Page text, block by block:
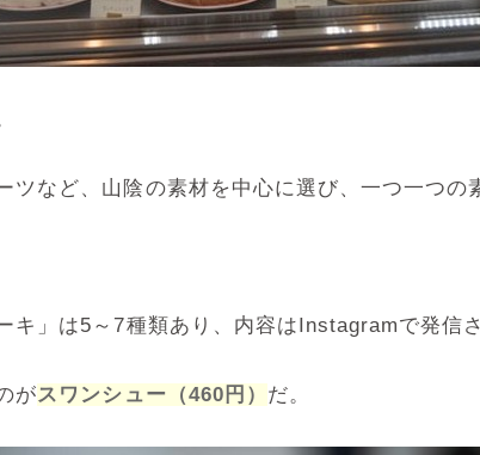
など、山陰の素材を中心に選び、一つ一つの
」は5～7種類あり、内容はInstagramで発信さ
がスワンシュー（460円） だ。